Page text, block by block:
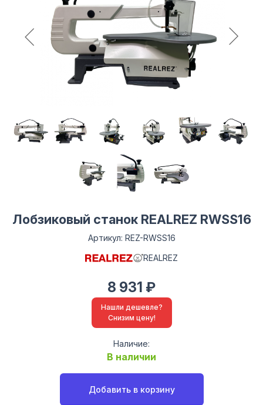
Лобзиковый станок REALREZ RWSS16
Артикул: REZ-RWSS16
REALREZ
8 931 ₽
Нашли дешевле?
Снизим цену!
Наличие:
В наличии
Добавить в корзину